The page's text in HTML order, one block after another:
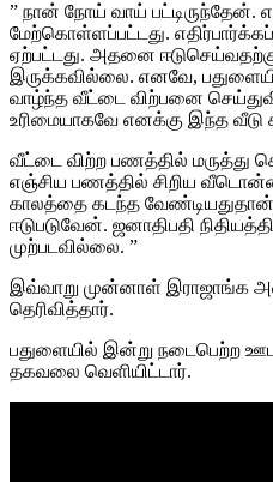
” நான் நோய் வாய் பட்டிருந்தேன்.
மேற்கொள்ளப்பட்டது.
ஏற்பட்டது. அதனை
இருக்கவில்லை. எனவே,
வாழ்ந்த வீட்டை விற்பனை
உரிமையாகவே எனக்கு இந்த வீடு
வீட்டை விற்ற பணத்தில் மருத்து
எஞ்சிய பணத்தில் சிறிய
காலத்தை கடந்த வேண்டியதுதான்.
ஈடுபடுவேன். ஜனாதிபதி
முற்படவில்லை. ”
இவ்வாறு முன்னாள் இராஜாங்க
தெரிவித்தார்.
பதுளையில் இன்று நடைபெற்ற
தகவலை வெளியிட்டார்.